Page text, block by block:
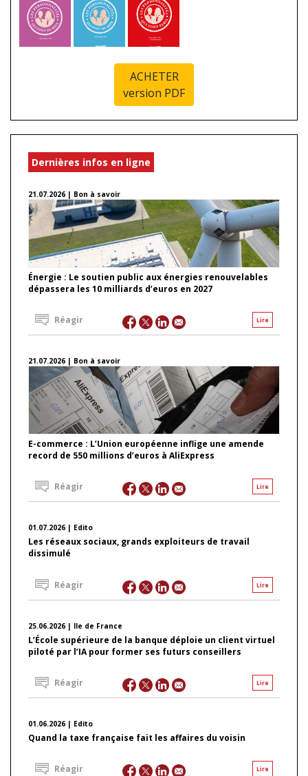
ACHETER
version PDF
Dernières infos en ligne
21.07.2026 | Bon à savoir
Énergie : Le soutien public aux énergies renouvelables
dépassera les 10 milliards d’euros en 2027
Lire
Réagir
21.07.2026 | Bon à savoir
E-commerce : L’Union européenne inflige une amende
record de 550 millions d’euros à AliExpress
Lire
Réagir
01.07.2026 | Edito
Les réseaux sociaux, grands exploiteurs de travail
dissimulé
Lire
Réagir
25.06.2026 | Ile de France
L’École supérieure de la banque déploie un client virtuel
piloté par l’IA pour former ses futurs conseillers
Lire
Réagir
01.06.2026 | Edito
Quand la taxe française fait les affaires du voisin
Lire
Réagir